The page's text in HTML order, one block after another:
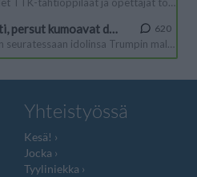
Yhteistyössä
Kesä!
Jocka
Tyyliniekka